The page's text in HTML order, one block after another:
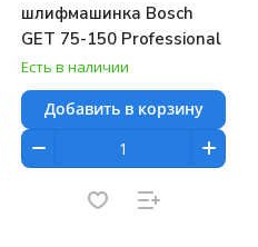
шлифмашинка Bosch
GET 75-150 Professional
Есть в наличии
Добавить в корзину